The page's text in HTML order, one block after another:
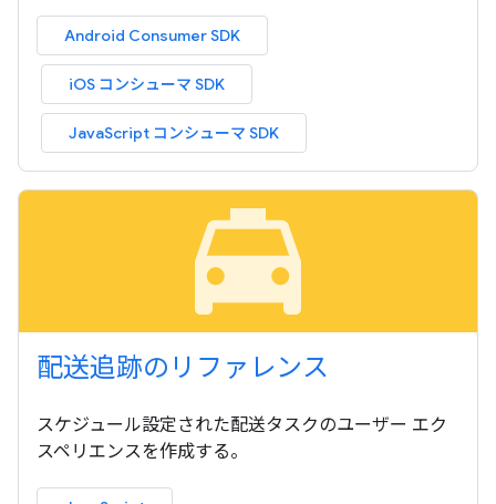
Android Consumer SDK
iOS コンシューマ SDK
JavaScript コンシューマ SDK
local_taxi
配送追跡のリファレンス
スケジュール設定された配送タスクのユーザー エク
スペリエンスを作成する。